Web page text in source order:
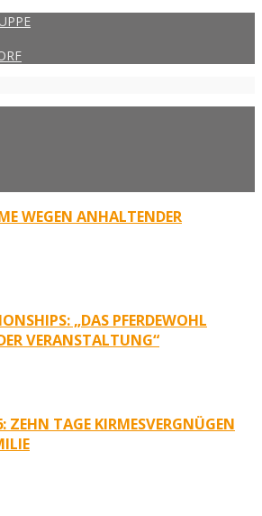
WEGEN ANHALTENDER
„DAS PFERDEWOHL
VERANSTALTUNG“
ZEHN TAGE KIRMESVERGNÜGEN